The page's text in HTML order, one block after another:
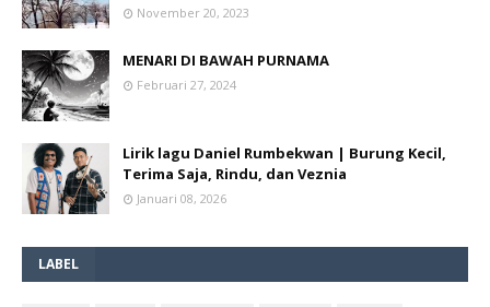
November 20, 2023
MENARI DI BAWAH PURNAMA
Februari 27, 2024
Lirik lagu Daniel Rumbekwan | Burung Kecil,
Terima Saja, Rindu, dan Veznia
Januari 08, 2026
LABEL